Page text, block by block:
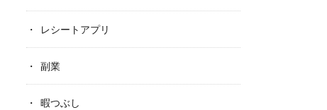
レシートアプリ
副業
暇つぶし